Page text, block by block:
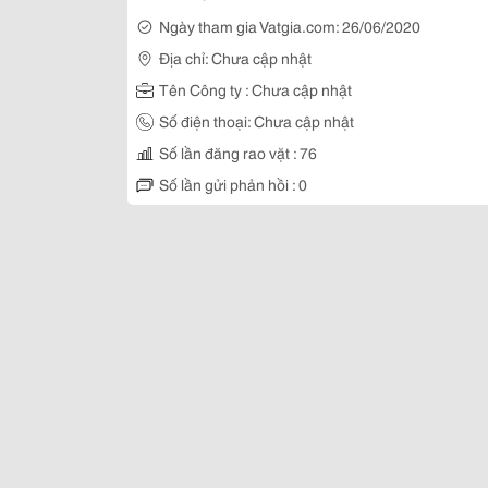
Ngày tham gia Vatgia.com: 26/06/2020
Địa chỉ: Chưa cập nhật
Tên Công ty : Chưa cập nhật
Số điện thoại: Chưa cập nhật
Số lần đăng rao vặt : 76
Số lần gửi phản hồi : 0